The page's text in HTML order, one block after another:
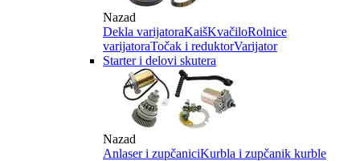
Nazad
Dekla varijatoraKaišKvačiloRolnice
varijatoraTočak i reduktorVarijator
Starter i delovi skutera
Nazad
Anlaser i zupčaniciKurbla i zupčanik kurble